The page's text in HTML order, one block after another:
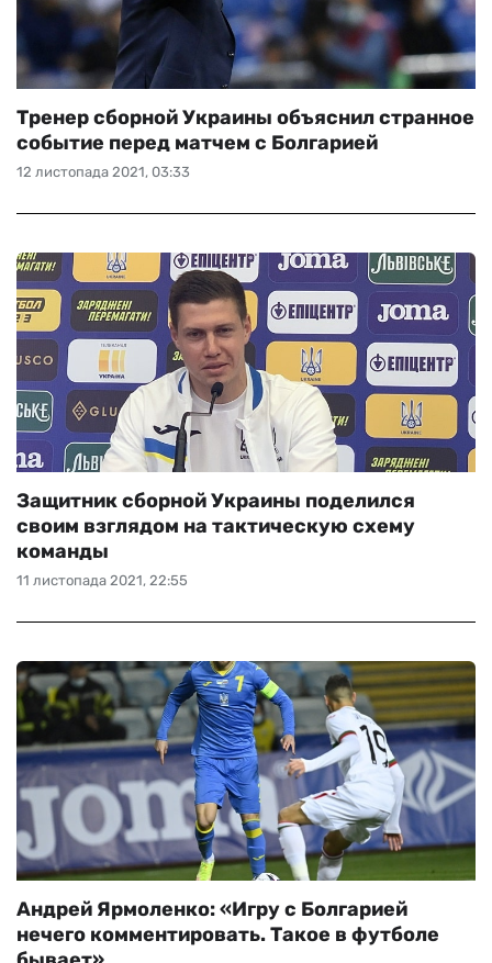
12 листопада 2021, 03:33
Тренер сборной Украины объяснил странное
событие перед матчем с Болгарией
11 листопада 2021, 22:55
Защитник сборной Украины поделился
своим взглядом на тактическую схему
команды
Андрей Ярмоленко: «Игру с Болгарией
нечего комментировать. Такое в футболе